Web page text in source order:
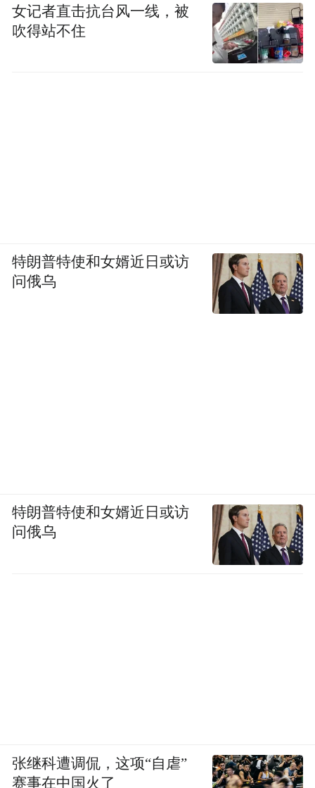
女记者直击抗台风一线，被
吹得站不住
特朗普特使和女婿近日或访
问俄乌
特朗普特使和女婿近日或访
问俄乌
张继科遭调侃，这项“自虐”
赛事在中国火了